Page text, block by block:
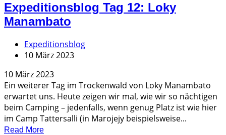
Expeditionsblog Tag 12: Loky
Manambato
Expeditionsblog
10 März 2023
10 März 2023
Ein weiterer Tag im Trockenwald von Loky Manambato
erwartet uns. Heute zeigen wir mal, wie wir so nächtigen
beim Camping – jedenfalls, wenn genug Platz ist wie hier
im Camp Tattersalli (in Marojejy beispielsweise...
Read More